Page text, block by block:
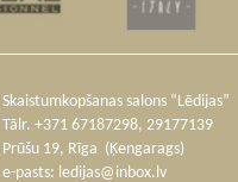
Skaistumkopšanas salons “Lēdijas”
Tālr. +371 67187298, 29177139
Prūšu 19, Rīga (Ķengarags)
e-pasts: ledijas@inbox.lv